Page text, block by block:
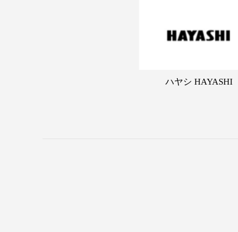
ハヤシ HAYASHI